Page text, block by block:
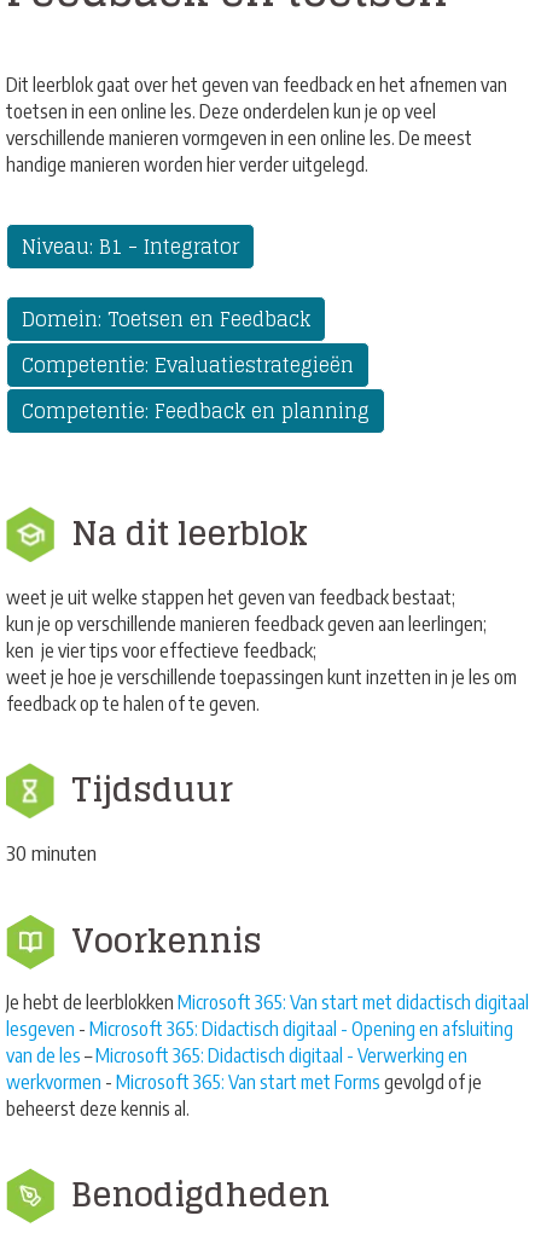
Dit leerblok gaat over het geven van feedback en het afnemen van
toetsen in een online les. Deze onderdelen kun je op veel
verschillende manieren vormgeven in een online les. De meest
handige manieren worden hier verder uitgelegd.
Niveau: B1 - Integrator
Domein: Toetsen en Feedback
Competentie: Evaluatiestrategieën
Competentie: Feedback en planning
Na dit leerblok
weet je uit welke stappen het geven van feedback bestaat;
kun je op verschillende manieren feedback geven aan leerlingen;
ken je vier tips voor effectieve feedback;
weet je hoe je verschillende toepassingen kunt inzetten in je les om
feedback op te halen of te geven.
Tijdsduur
30 minuten
Voorkennis
Je hebt de leerblokken Microsoft 365: Van start met didactisch digitaal
lesgeven - Microsoft 365: Didactisch digitaal - Opening en afsluiting
van de les –Microsoft 365: Didactisch digitaal - Verwerking en
werkvormen - Microsoft 365: Van start met Forms gevolgd of je
beheerst deze kennis al.
Benodigdheden